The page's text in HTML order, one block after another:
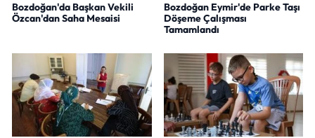
Bozdoğan'da Başkan Vekili
Özcan'dan Saha Mesaisi
Bozdoğan Eymir'de Parke Taşı
Döşeme Çalışması
Tamamlandı